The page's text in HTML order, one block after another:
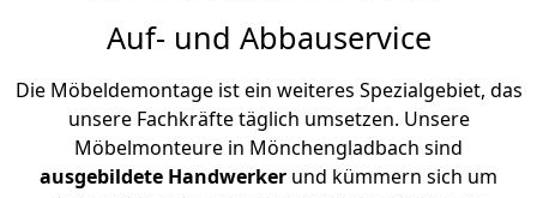
Auf- und Abbauservice
Die Möbeldemontage ist ein weiteres Spezialgebiet, das
unsere Fachkräfte täglich umsetzen. Unsere
Möbelmonteure in Mönchen­gladbach sind
ausgebildete Handwerker und kümmern sich um